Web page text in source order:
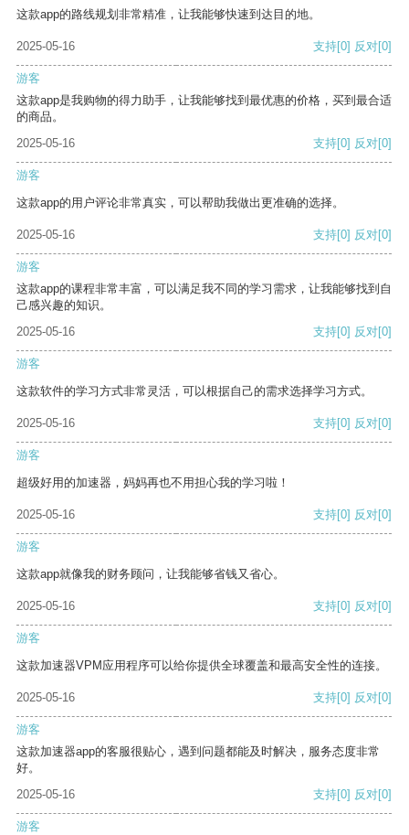
这款app的路线规划非常精准，让我能够快速到达目的地。
2025-05-16 支持[0] 反对[0]
游客
这款app是我购物的得力助手，让我能够找到最优惠的价格，买到最合适
的商品。
2025-05-16
支持[0] 反对[0]
游客
这款app的用户评论非常真实，可以帮助我做出更准确的选择。
2025-05-16 支持[0] 反对[0]
游客
这款app的课程非常丰富，可以满足我不同的学习需求，让我能够找到自
己感兴趣的知识。
2025-05-16
支持[0] 反对[0]
游客
这款软件的学习方式非常灵活，可以根据自己的需求选择学习方式。
2025-05-16 支持[0] 反对[0]
游客
超级好用的加速器，妈妈再也不用担心我的学习啦！
2025-05-16 支持[0] 反对[0]
游客
这款app就像我的财务顾问，让我能够省钱又省心。
2025-05-16 支持[0] 反对[0]
游客
这款加速器VPM应用程序可以给你提供全球覆盖和最高安全性的连接。
2025-05-16 支持[0] 反对[0]
游客
这款加速器app的客服很贴心，遇到问题都能及时解决，服务态度非常
好。
2025-05-16
支持[0] 反对[0]
游客